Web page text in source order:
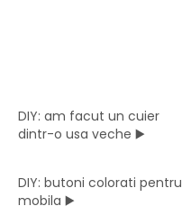
DIY: am facut un cuier
dintr-o usa veche ▶️
DIY: butoni colorati pentru
mobila ▶️